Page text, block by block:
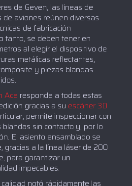
de Geven, las líneas de
aviones reúnen diversas
de fabricación
tanto, se deben tener en
al elegir el dispositivo de
metálicas reflectantes,
y piezas blandas
Ace responde a todas estas
gracias a su escáner 3D
permite inspeccionar con
sin contacto y, por lo
El asiento ensamblado se
gracias a la línea láser de 200
para garantizar un
impecables.
notó rápidamente las